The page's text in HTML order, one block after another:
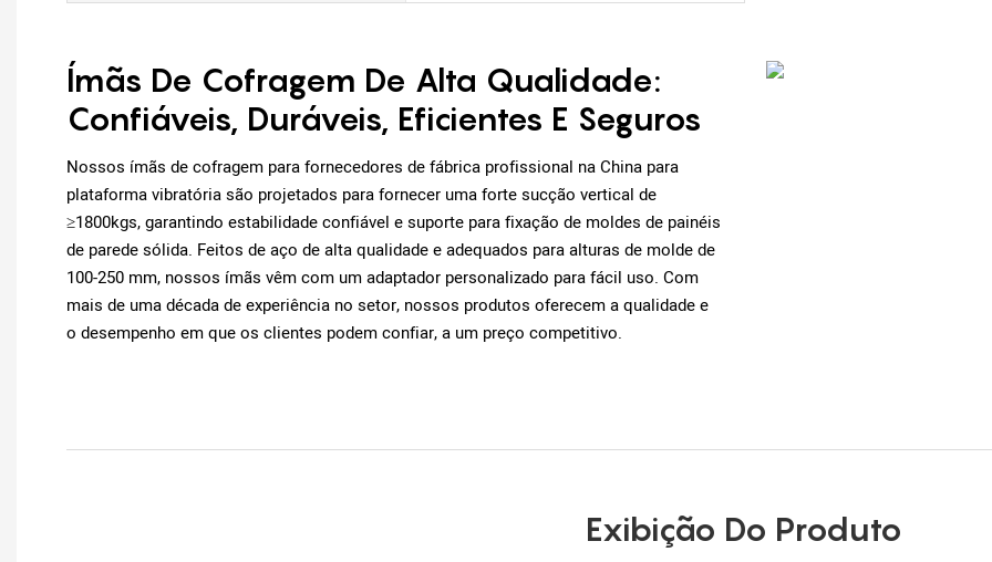
Ímãs De Cofragem De Alta Qualidade:
Confiáveis, Duráveis, Eficientes E Seguros
Nossos ímãs de cofragem para fornecedores de fábrica profissional na China para
plataforma vibratória são projetados para fornecer uma forte sucção vertical de
≥1800kgs, garantindo estabilidade confiável e suporte para fixação de moldes de painéis
de parede sólida. Feitos de aço de alta qualidade e adequados para alturas de molde de
100-250 mm, nossos ímãs vêm com um adaptador personalizado para fácil uso. Com
mais de uma década de experiência no setor, nossos produtos oferecem a qualidade e
o desempenho em que os clientes podem confiar, a um preço competitivo.
Exibição Do Produto